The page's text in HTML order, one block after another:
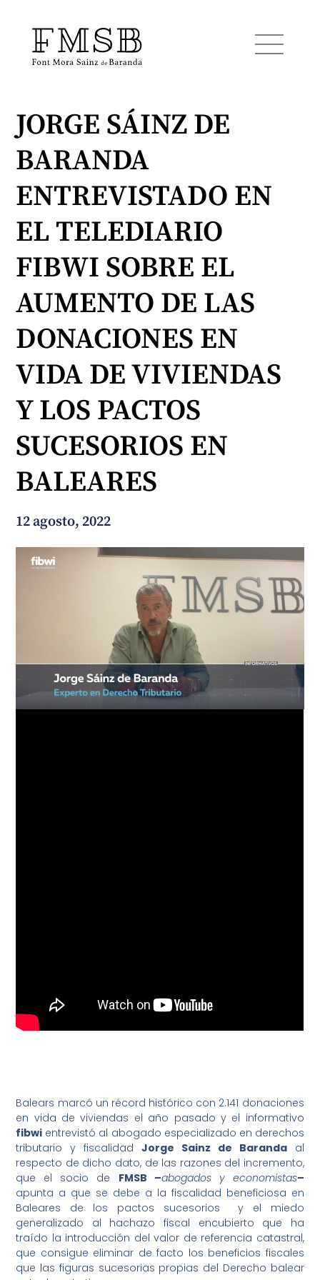
Inicio
Font Mora Sainz de Baranda
Servicios
Noticias
¿En qué podemos ayudarte?
JORGE SÁINZ DE
BARANDA
ENTREVISTADO EN
EL TELEDIARIO
FIBWI SOBRE EL
AUMENTO DE LAS
DONACIONES EN
VIDA DE VIVIENDAS
Y LOS PACTOS
SUCESORIOS EN
BALEARES
12 agosto, 2022
Balears marcó un récord histórico con 2.141 donaciones
en vida de viviendas el año pasado y el informativo
fibwi entrevistó al abogado especializado en derechos
tributario y fiscalidadJorge Sainz de Barandaal
respecto de dicho dato, de las razones del incremento,
que el socio de FMSB –abogados y economistas–
apunta a que se debe a la fiscalidad beneficiosa en
Baleares de los pactos sucesorios y el miedo
generalizado al hachazo fiscal encubierto que ha
traído la introducción del valor de referencia catastral,
que consigue eliminar de facto los beneficios fiscales
que las figuras sucesorias propias del Derecho balear